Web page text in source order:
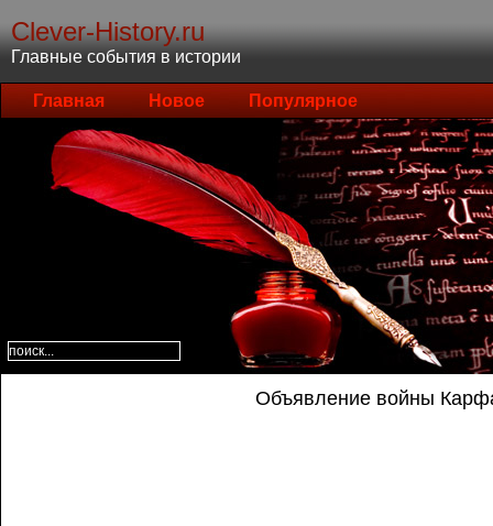
Clever-History.ru
Главные события в истории
Главная Новое Популярное
Объявление войны